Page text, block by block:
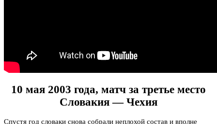
10 мая 2003 года, матч за третье место
Словакия — Чехия
Спустя год словаки снова собрали неплохой состав и вполне